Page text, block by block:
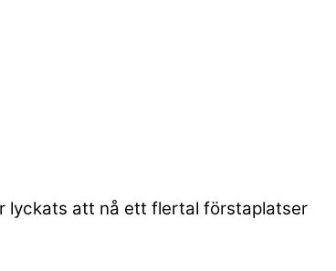
lyckats att nå ett flertal förstaplatser